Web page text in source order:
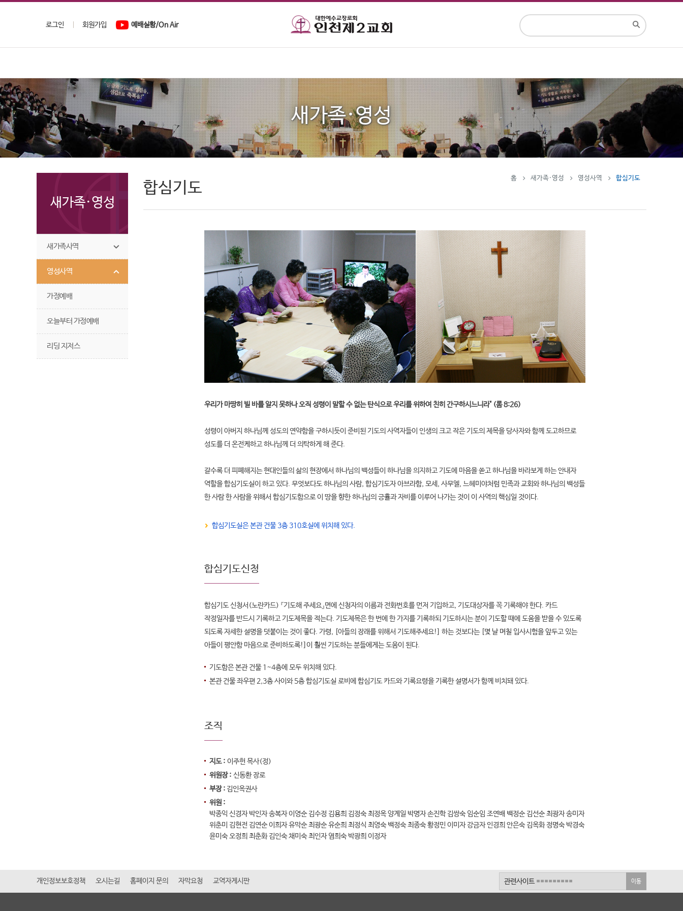
로그인 회원가입 예배실황/On Air
새가족·영성
새가족·영성
새가족사역
영성사역
가정예배
오늘부터 가정예배
리딩 지저스
홈 새가족·영성 영성사역 합심기도
합심기도
우리가 마땅히 빌 바를 알지 못하나 오직 성령이 말할 수 없는 탄식으로 우리를 위하여 친히 간구하시느니라" (롬 8:26)
성령이 아버지 하나님께 성도의 연약함을 구하시듯이 준비된 기도의 사역자들이 인생의 크고 작은 기도의 제목을 당사자와 함께 도고하므로
성도를 더 온전케하고 하나님께 더 의탁하게 해 준다.
갈수록 더 피폐해지는 현대인들의 삶의 현장에서 하나님의 백성들이 하나님을 의지하고 기도에 마음을 쏟고 하나님을 바라보게 하는 안내자
역할을 합심기도실이 하고 있다. 무엇보다도 하나님의 사람, 합심기도자 아브라함, 모세, 사무엘, 느헤미야처럼 민족과 교회와 하나님의 백성들
한 사람 한 사람을 위해서 합심기도함으로 이 땅을 향한 하나님의 긍휼과 자비를 이루어 나가는 것이 이 사역의 핵심일 것이다.
합심기도실은 본관 건물 3층 310호실에 위치해 있다.
합심기도신청
합심기도 신청서(노란카드) 『기도해 주세요』면에 신청자의 이름과 전화번호를 먼저 기입하고, 기도대상자를 꼭 기록해야 한다. 카드
작정일자를 반드시 기록하고 기도제목을 적는다. 기도제목은 한 번에 한 가지를 기록하되 기도하시는 분이 기도할 때에 도움을 받을 수 있도록
되도록 자세한 설명을 덧붙이는 것이 좋다. 가령, [아들의 장래를 위해서 기도해주세요!] 하는 것보다는 [몇 날 며칠 입사시험을 앞두고 있는
아들이 평안함 마음으로 준비하도록!]이 훨씬 기도하는 분들에게는 도움이 된다.
기도함은 본관 건물 1~4층에 모두 위치해 있다.
본관 건물 좌우편 2,3층 사이와 5층 합심기도실 로비에 합심기도 카드와 기록요령을 기록한 설명서가 함께 비치돼 있다.
조직
지도 : 이주헌 목사(정)
위원장 : 신동환 장로
부장 :김인옥권사
위원 :
박종익 신경자 박인자 송복자 이영순 김수정 김용희 김정숙 최정옥 양계일 박명자 손진학 김쌍숙 임순임 조연배 백정순 김선순 최광자 송미자
위춘미 김현전 김연순 이희자 유막순 최광순 유순희 최정식 최영숙 백정숙 최종숙 황정민 이미자 강금자 인경희 안은숙 김옥화 정명숙 박경숙
윤미숙 오정희 최춘화 김인숙 채미숙 최인자 염희숙 박광희 이정자
개인정보보호정책 오시는길 홈페이지 문의 자막요청 교역자게시판 이동